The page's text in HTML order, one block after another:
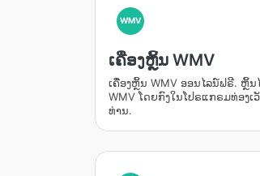
WMV
ເຄື່ອງຫຼິ້ນ WMV
ເຄື່ອງຫຼິ້ນ WMV ອອນໄລນ໌ຟຣີ. ຫຼິ້ນ
WMV ໂດຍກົງໃນໂປຣແກຣມທ່ອງເ
ທ່ານ.